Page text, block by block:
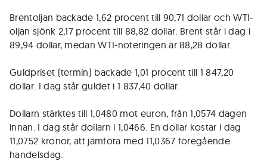
Brentoljan backade 1,62 procent till 90,71 dollar och WTI-
oljan sjönk 2,17 procent till 88,82 dollar. Brent står i dag i
89,94 dollar, medan WTI-noteringen är 88,28 dollar.
Guldpriset (termin) backade 1,01 procent till 1 847,20
dollar. I dag står guldet i 1 837,40 dollar.
Dollarn stärktes till 1,0480 mot euron, från 1,0574 dagen
innan. I dag står dollarn i 1,0466. En dollar kostar i dag
11,0752 kronor, att jämföra med 11,0367 föregående
handelsdag.